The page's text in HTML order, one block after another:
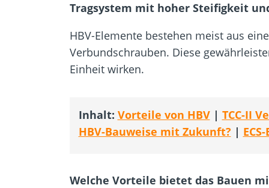
Tragsystem mit hoher Steifigkeit
HBV-Elemente bestehen meist aus
Verbundschrauben. Diese
Einheit wirken.
Inhalt: Vorteile von HBV| TCC-II
HBV-Bauweise mit Zukunft?|
Welche Vorteile bietet das Bauen